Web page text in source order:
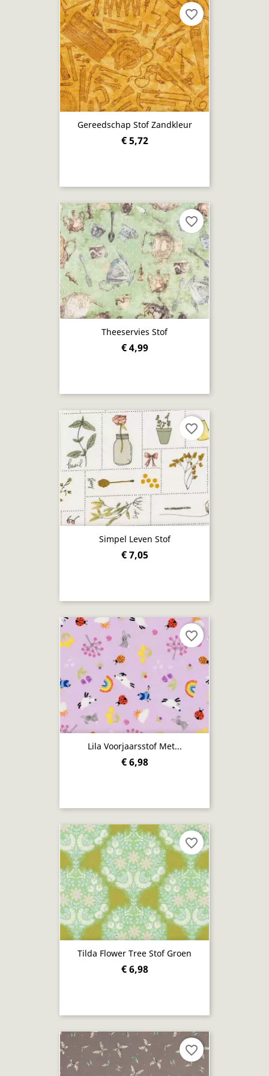
Gereedschap Stof Zandkleur
€ 5,72
favorite_border
Theeservies Stof
€ 4,99
favorite_border
Simpel Leven Stof
€ 7,05
favorite_border
Lila Voorjaarsstof Met...
€ 6,98
favorite_border
Tilda Flower Tree Stof Groen
€ 6,98
favorite_border
favorite_border